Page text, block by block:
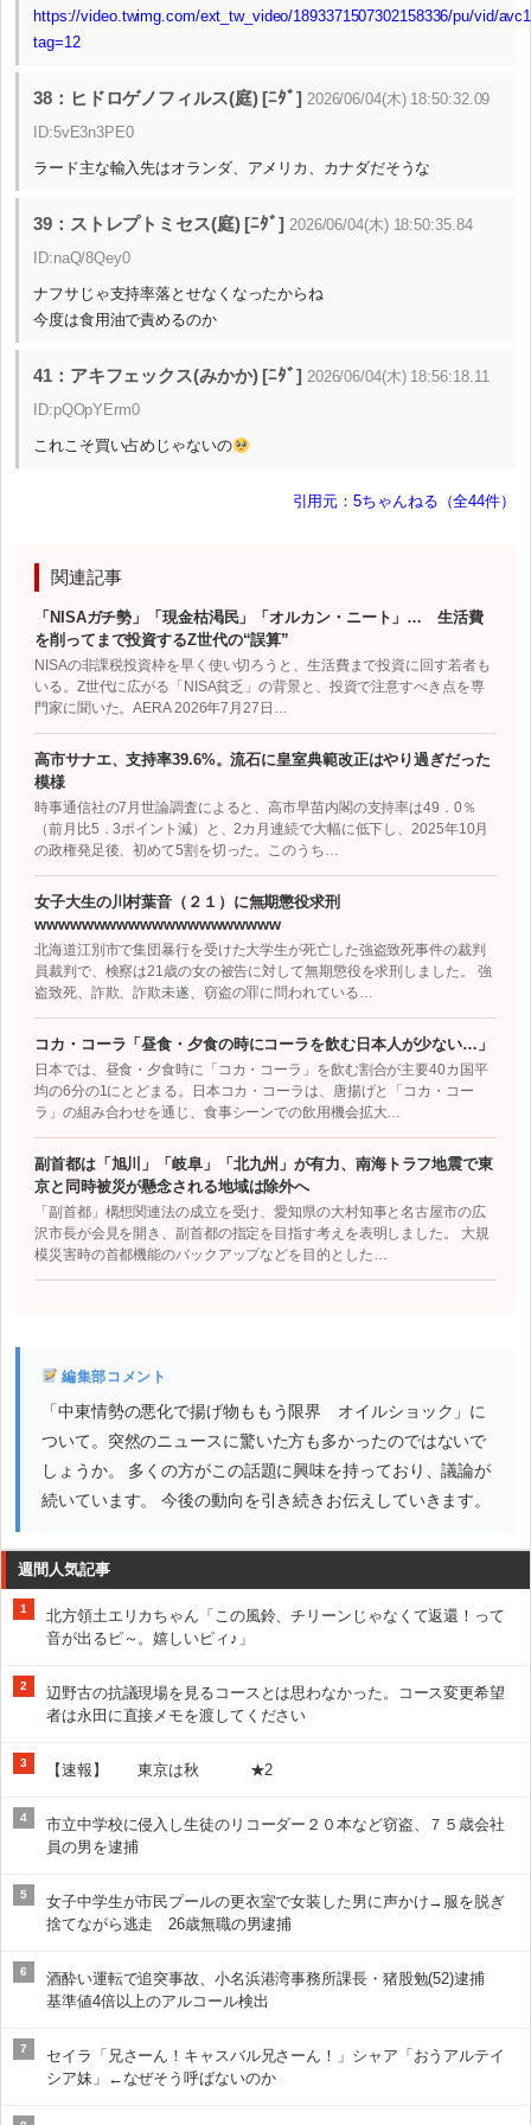
https://video.twimg.com/ext_tw_video/1893371507302158336/pu/vid/
tag=12
38：ヒドロゲノフィルス(庭) [ﾆﾀﾞ] 2026/06/04(木) 18:50:32.09
ID:5vE3n3PE0
ラード主な輸入先はオランダ、アメリカ、カナダだそうな
39：ストレプトミセス(庭) [ﾆﾀﾞ] 2026/06/04(木) 18:50:35.84
ID:naQ/8Qey0
ナフサじゃ支持率落とせなくなったからね
今度は食用油で責めるのか
41：アキフェックス(みかか) [ﾆﾀﾞ] 2026/06/04(木) 18:56:18.11
ID:pQOpYErm0
これこそ買い占めじゃないの
引用元：5ちゃんねる（全44件）
関連記事
「NISAガチ勢」「現金枯渇民」「オルカン・ニート」… 生活費
を削ってまで投資するZ世代の“誤算”
NISAの非課税投資枠を早く使い切ろうと、生活費まで投資に回す若者も
いる。Z世代に広がる「NISA貧乏」の背景と、投資で注意すべき点を専
門家に聞いた。AERA 2026年7月27日…
高市サナエ、支持率39.6%。流石に皇室典範改正はやり過ぎだった
模様
時事通信社の7月世論調査によると、高市早苗内閣の支持率は49．0％
（前月比5．3ポイント減）と、2カ月連続で大幅に低下し、2025年10月
の政権発足後、初めて5割を切った。このうち…
女子大生の川村葉音（２１）に無期懲役求刑
wwwwwwwwwwwwwwwwwwwww
北海道江別市で集団暴行を受けた大学生が死亡した強盗致死事件の裁判
員裁判で、検察は21歳の女の被告に対して無期懲役を求刑しました。 強
盗致死、詐欺、詐欺未遂、窃盗の罪に問われている…
コカ・コーラ「昼食・夕食の時にコーラを飲む日本人が少ない…」
日本では、昼食・夕食時に「コカ・コーラ」を飲む割合が主要40カ国平
均の6分の1にとどまる。日本コカ・コーラは、唐揚げと「コカ・コー
ラ」の組み合わせを通じ、食事シーンでの飲用機会拡大…
副首都は「旭川」「岐阜」「北九州」が有力、南海トラフ地震で東
京と同時被災が懸念される地域は除外へ
「副首都」構想関連法の成立を受け、愛知県の大村知事と名古屋市の広
沢市長が会見を開き、副首都の指定を目指す考えを表明しました。 大規
模災害時の首都機能のバックアップなどを目的とした…
編集部コメント
「中東情勢の悪化で揚げ物ももう限界 オイルショック」に
ついて。突然のニュースに驚いた方も多かったのではないで
しょうか。 多くの方がこの話題に興味を持っており、議論が
続いています。 今後の動向を引き続きお伝えしていきます。
週間人気記事
1
北方領土エリカちゃん「この風鈴、チリーンじゃなくて返還！って
音が出るピ～。嬉しいピィ♪」
2
辺野古の抗議現場を見るコースとは思わなかった。コース変更希望
者は永田に直接メモを渡してください
3 【速報】 東京は秋 ★2
4
市立中学校に侵入し生徒のリコーダー２０本など窃盗、７５歳会社
員の男を逮捕
5
女子中学生が市民プールの更衣室で女装した男に声かけ→服を脱ぎ
捨てながら逃走 26歳無職の男逮捕
6
酒酔い運転で追突事故、小名浜港湾事務所課長・猪股勉(52)逮捕
基準値4倍以上のアルコール検出
7
セイラ「兄さーん！キャスバル兄さーん！」シャア「おうアルテイ
シア妹」←なぜそう呼ばないのか